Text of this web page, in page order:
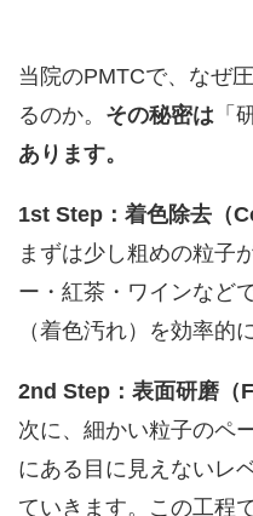
当院のPMTCで、なぜ
るのか。 その秘密は「
あります。
1st Step：着色除去（
まずは少し粗めの粒子
ー・紅茶・ワインなど
（着色汚れ）を効率的
2nd Step：表面研磨（
次に、細かい粒子のペ
にある目に見えないレ
ていきます。この工程